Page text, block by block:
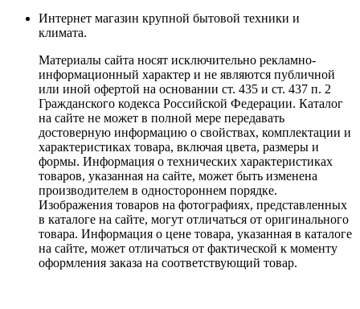
Интернет магазин крупной бытовой техники и
климата.
Материалы сайта носят исключительно рекламно-
информационный характер и не являются публичной
или иной офертой на основании ст. 435 и ст. 437 п. 2
Гражданского кодекса Российской Федерации. Каталог
на сайте не может в полной мере передавать
достоверную информацию о свойствах, комплектации и
характеристиках товара, включая цвета, размеры и
формы. Информация о технических характеристиках
товаров, указанная на сайте, может быть изменена
производителем в одностороннем порядке.
Изображения товаров на фотографиях, представленных
в каталоге на сайте, могут отличаться от оригинального
товара. Информация о цене товара, указанная в каталоге
на сайте, может отличаться от фактической к моменту
оформления заказа на соответствующий товар.